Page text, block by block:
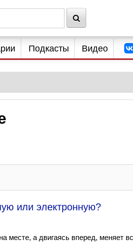
Подкасты Видео
или электронную?
месте, а двигаясь вперед, меняет